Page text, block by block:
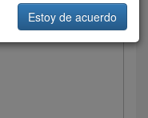
Estoy de acuerdo